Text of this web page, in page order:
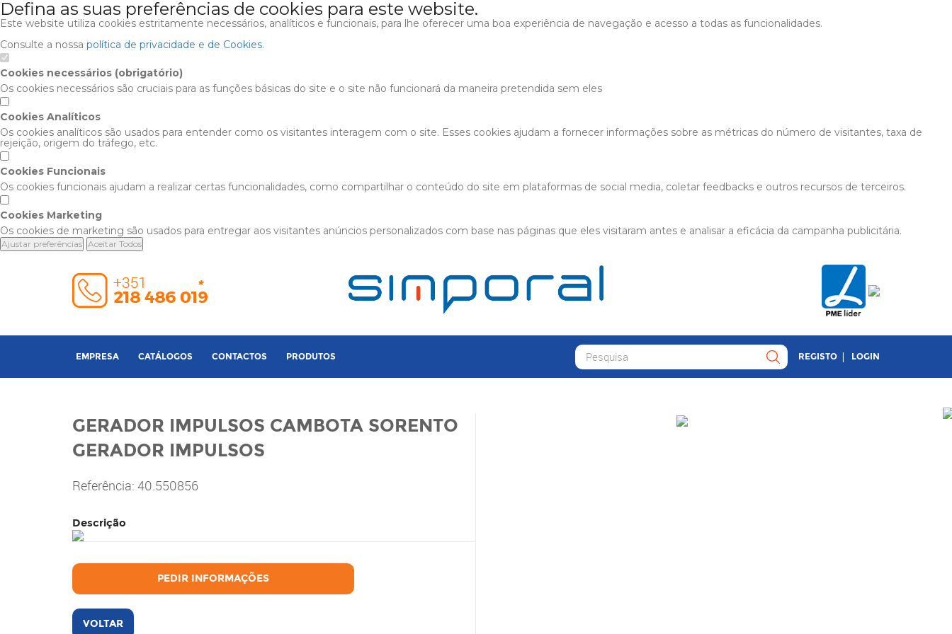
Defina as suas preferências de cookies para este website.
Este website utiliza cookies estritamente necessários, analíticos e funcionais, para lhe oferecer uma boa experiência de navegação e acesso a todas as funcionalidades.
Consulte a nossa política de privacidade e de Cookies.
Cookies necessários (obrigatório)
Os cookies necessários são cruciais para as funções básicas do site e o site não funcionará da maneira pretendida sem eles
Cookies Analíticos
Os cookies analíticos são usados para entender como os visitantes interagem com o site. Esses cookies ajudam a fornecer informações sobre as métricas do número de visitantes, taxa de
rejeição, origem do tráfego, etc.
Cookies Funcionais
Os cookies funcionais ajudam a realizar certas funcionalidades, como compartilhar o conteúdo do site em plataformas de social media, coletar feedbacks e outros recursos de terceiros.
Cookies Marketing
Os cookies de marketing são usados para entregar aos visitantes anúncios personalizados com base nas páginas que eles visitaram antes e analisar a eficácia da campanha publicitária.
Ajustar preferências Aceitar Todos
EMPRESA CATÁLOGOS CONTACTOS PRODUTOS REGISTO LOGIN
GERADOR IMPULSOS CAMBOTA SORENTO
GERADOR IMPULSOS
Referência: 40.550856
Descrição
PEDIR INFORMAÇÕES
VOLTAR